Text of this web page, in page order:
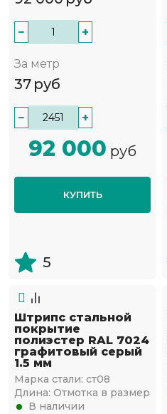
− +
За метр
37 руб
− +
92 000 руб
КУПИТЬ
5
Штрипс стальной
покрытие
полиэстер RAL 7024
графитовый серый
1.5 мм
Марка стали: ст08
Длина: Отмотка в размер
В наличии